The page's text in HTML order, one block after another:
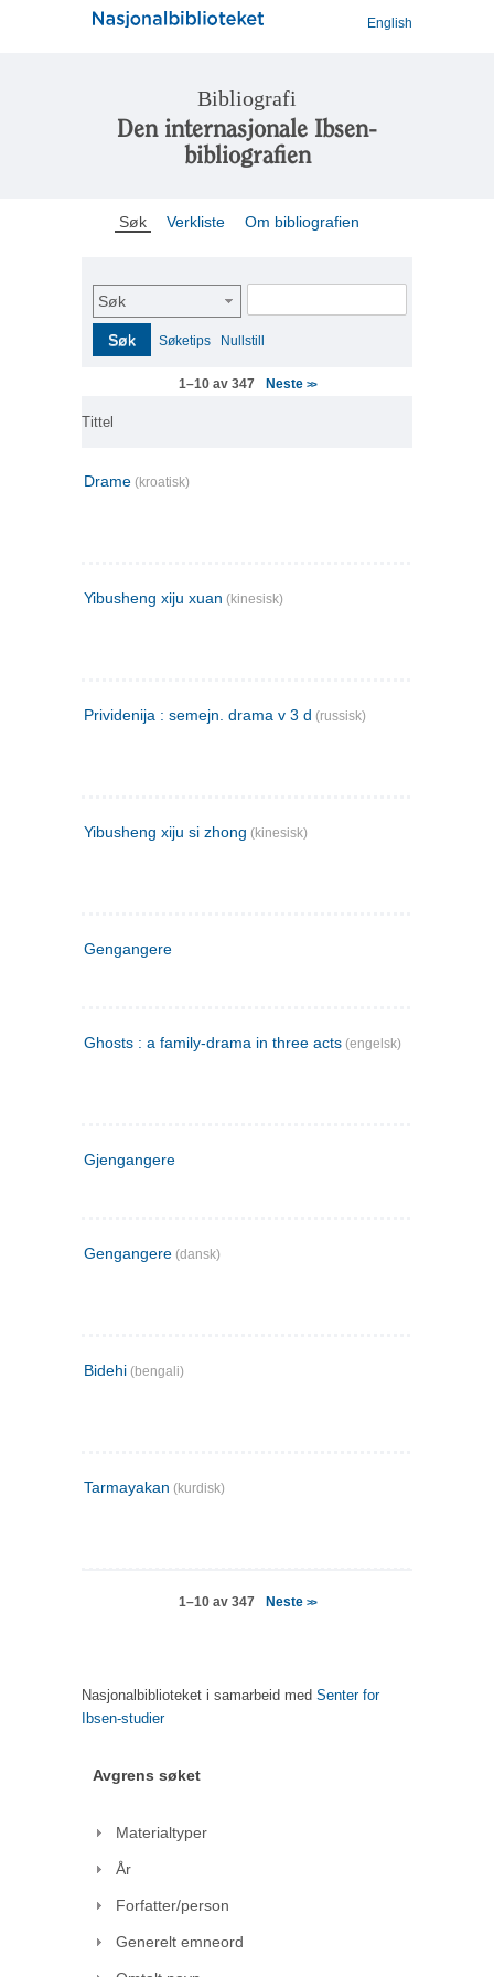
English
Bibliografi
Den internasjonale Ibsen-
bibliografien
Søk Verkliste Om bibliografien
Søk
Søk Søketips Nullstill
1–10 av 347 Neste >>
Tittel
Drame (kroatisk)
Yibusheng xiju xuan (kinesisk)
Prividenija : semejn. drama v 3 d (russisk)
Yibusheng xiju si zhong (kinesisk)
Gengangere
Ghosts : a family-drama in three acts (engelsk)
Gjengangere
Gengangere (dansk)
Bidehi (bengali)
Tarmayakan (kurdisk)
1–10 av 347 Neste >>
Nasjonalbiblioteket i samarbeid med Senter for
Ibsen-studier
Avgrens søket
Materialtyper
År
Forfatter/person
Generelt emneord